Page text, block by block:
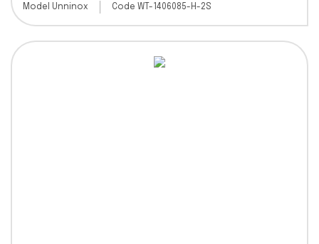
Model Unninox Code WT-1406085-H-2S